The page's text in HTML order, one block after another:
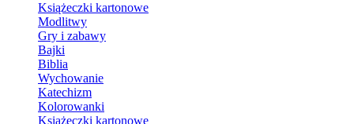
Książeczki kartonowe
Modlitwy
Gry i zabawy
Bajki
Biblia
Wychowanie
Katechizm
Kolorowanki
Książeczki kartonowe